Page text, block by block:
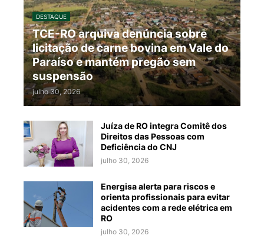
DESTAQUE
TCE-RO arquiva denúncia sobre
licitação de carne bovina em Vale do
Paraíso e mantém pregão sem
suspensão
julho 30, 2026
Juíza de RO integra Comitê dos
Direitos das Pessoas com
Deficiência do CNJ
julho 30, 2026
Energisa alerta para riscos e
orienta profissionais para evitar
acidentes com a rede elétrica em
RO
julho 30, 2026